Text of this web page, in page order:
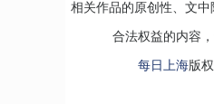
相关作品的原创性、文
合法权益的内容
每日上海版